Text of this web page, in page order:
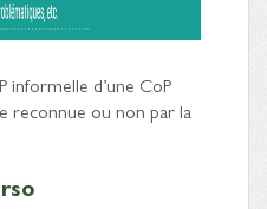
informelle d’une CoP
reconnue ou non par la